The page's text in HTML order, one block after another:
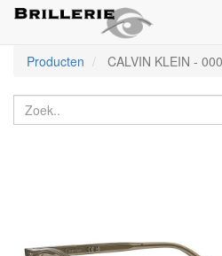
Producten
CALVIN KLEIN -